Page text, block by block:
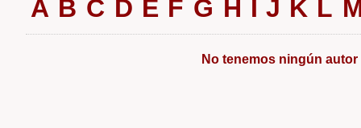
A B C D E F G H I J K L
No tenemos ningún